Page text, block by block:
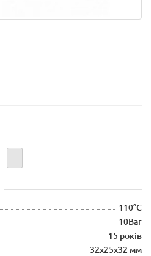
110°С
10Bar
15 років
32х25х32 мм